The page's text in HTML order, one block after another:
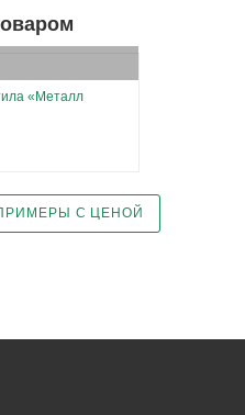
«Металл
С ЦЕНОЙ